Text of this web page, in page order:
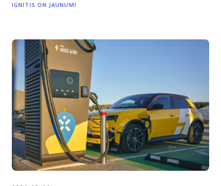
IGNITIS ON JAUNUMI